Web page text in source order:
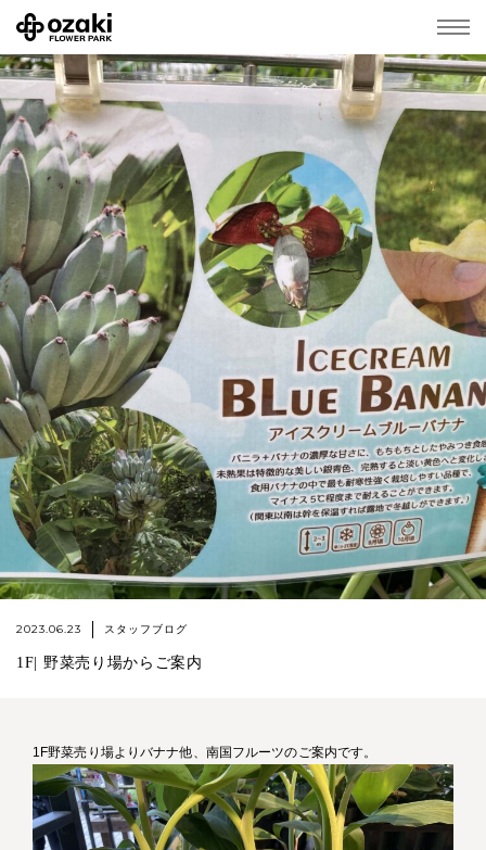
2023.06.23 スタッフブログ
1F| 野菜売り場からご案内
1F野菜売り場よりバナナ他、南国フルーツのご案内です。